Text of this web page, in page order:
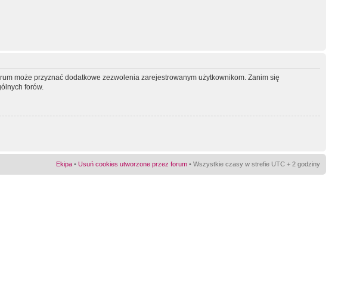
może przyznać dodatkowe zezwolenia zarejestrowanym użytkownikom. Zanim się
forów.
Ekipa • Usuń cookies utworzone przez forum • Wszystkie czasy w strefie UTC + 2 godziny